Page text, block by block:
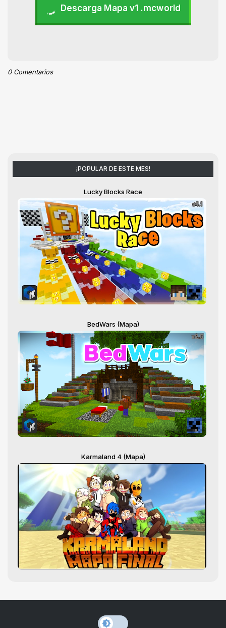
Descarga Mapa v1 .mcworld
0 Comentarios
¡POPULAR DE ESTE MES!
Lucky Blocks Race
BedWars (Mapa)
Karmaland 4 (Mapa)